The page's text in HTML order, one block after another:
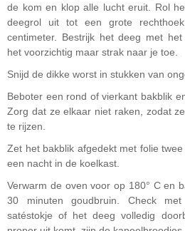
de kom en klop alle lucht eruit. Rol
deegrol uit tot een grote
centimeter. Bestrijk het deeg met
het voorzichtig maar strak naar je toe.
Snijd de dikke worst in stukken van
Beboter een rond of vierkant bakblik
Zorg dat ze elkaar niet raken, zodat
te rijzen.
Zet het bakblik afgedekt met folie
een nacht in de koelkast.
Verwarm de oven voor op 180° C en
30 minuten goudbruin. Check
satéstokje of het deeg volledig